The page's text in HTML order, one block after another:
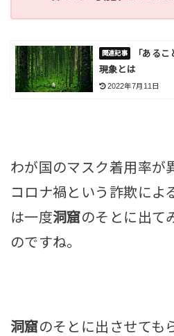
「ある
現象とは
2022年7月11日
わが国のマスク着用率が
コロナ禍という詐欺によ
は一度洞窟のそとに出て
のですね。
洞窟のそとに出させても